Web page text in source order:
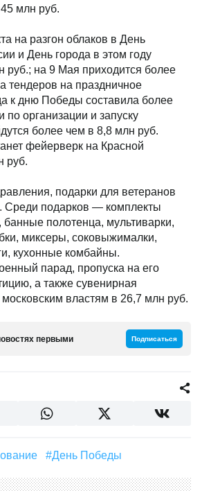
млн руб.
на разгон облаков в День
и День города в этом году
руб.; на 9 Мая приходится более
тендеров на праздничное
к дню Победы составила более
по организации и запуску
более чем в 8,8 млн руб.
фейерверк на Красной
руб.
подарки для ветеранов
Среди подарков — комплекты
банные полотенца, мультиварки,
миксеры, соковыжималки,
кухонные комбайны.
парад, пропуска на его
а также сувенирная
московским властям в 26,7 млн руб.
первыми Подписаться
#День Победы